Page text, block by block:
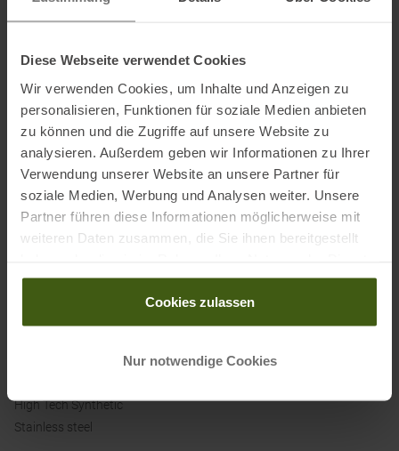
Diese Webseite verwendet Cookies
Wir verwenden Cookies, um Inhalte und Anzeigen zu
personalisieren, Funktionen für soziale Medien anbieten
zu können und die Zugriffe auf unsere Website zu
analysieren. Außerdem geben wir Informationen zu Ihrer
Verwendung unserer Website an unsere Partner für
soziale Medien, Werbung und Analysen weiter. Unsere
Partner führen diese Informationen möglicherweise mit
weiteren Daten zusammen, die Sie ihnen bereitgestellt
gesammelt haben.
Cookies zulassen
Nur notwendige Cookies
An der Fischer Tour Classic können Harscheisen angebracht
werden.
• Seitliche Anschläge
• Ice Breaker Pins
• Speed Step Steighilfe
• Lebenslange Garantie
• Verstellbereich: 12,5 - 12,5(+/- mm)
High Tech Synthetic
Stainless steel